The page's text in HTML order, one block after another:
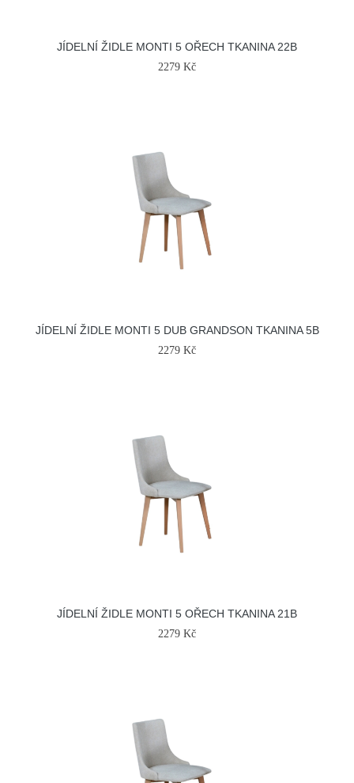
JÍDELNÍ ŽIDLE MONTI 5 OŘECH TKANINA 22B
2279 Kč
JÍDELNÍ ŽIDLE MONTI 5 DUB GRANDSON TKANINA 5B
2279 Kč
JÍDELNÍ ŽIDLE MONTI 5 OŘECH TKANINA 21B
2279 Kč